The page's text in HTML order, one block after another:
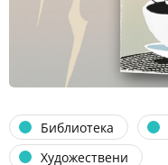
Библиотека
Художествени